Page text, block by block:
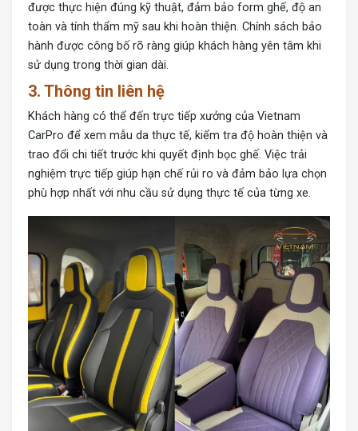
được thực hiện đúng kỹ thuật, đảm bảo form ghế, độ an
toàn và tính thẩm mỹ sau khi hoàn thiện. Chính sách bảo
hành được công bố rõ ràng giúp khách hàng yên tâm khi
sử dụng trong thời gian dài.
3. Thông tin liên hệ
Khách hàng có thể đến trực tiếp xưởng của Vietnam
CarPro để xem mẫu da thực tế, kiểm tra độ hoàn thiện và
trao đổi chi tiết trước khi quyết định bọc ghế. Việc trải
nghiệm trực tiếp giúp hạn chế rủi ro và đảm bảo lựa chọn
phù hợp nhất với nhu cầu sử dụng thực tế của từng xe.